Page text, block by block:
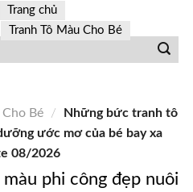
Trang chủ
Tranh Tô Màu Cho Bé
Bé /
Những bức tranh tô
ước mơ của bé bay xa
08/2026
phi công đẹp nuôi